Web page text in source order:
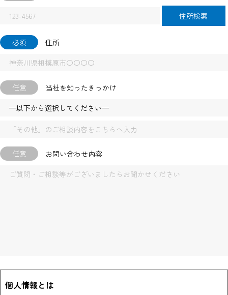
住所検索
必須 住所
任意 当社を知ったきっかけ
任意 お問い合わせ内容
個人情報とは